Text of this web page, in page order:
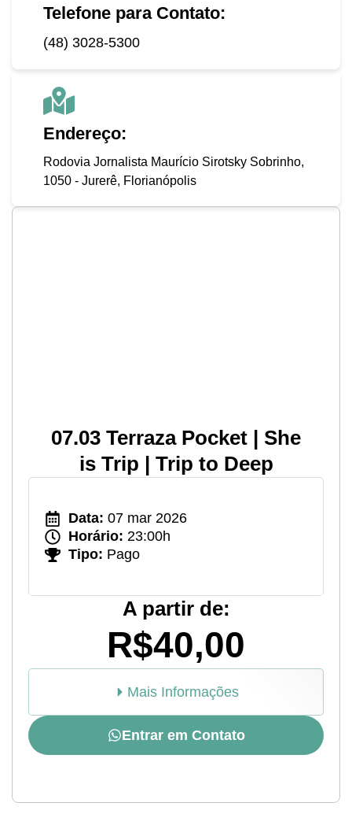
Telefone para Contato:
(48) 3028-5300
Endereço:
Rodovia Jornalista Maurício Sirotsky Sobrinho,
1050 - Jurerê, Florianópolis
07.03 Terraza Pocket | She
is Trip | Trip to Deep
Data: 07 mar 2026
Horário: 23:00h
Tipo: Pago
A partir de:
R$40,00
Mais Informações
Entrar em Contato